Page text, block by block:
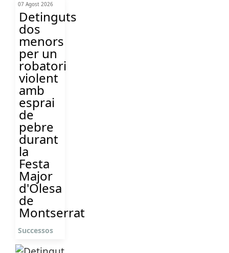
07 Agost 2026
Detinguts
dos
menors
per un
robatori
violent
amb
esprai
de
pebre
durant
la
Festa
Major
d'Olesa
de
Montserrat
Successos